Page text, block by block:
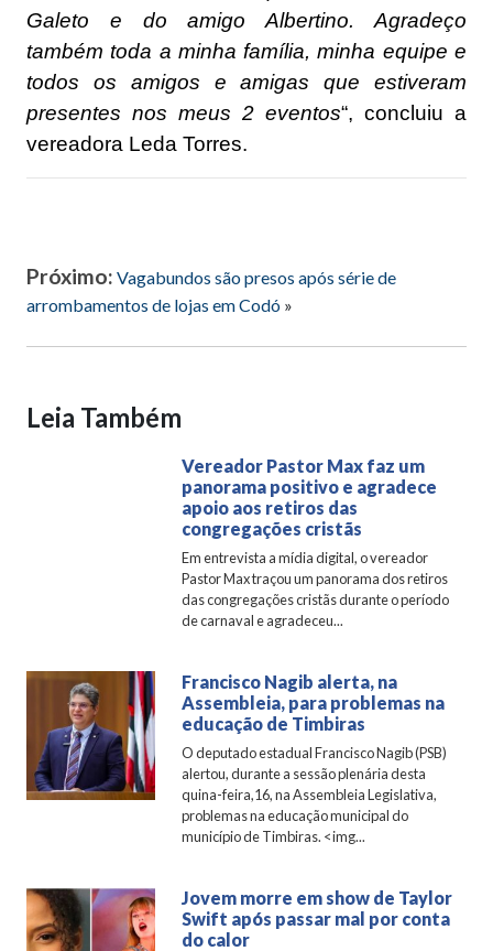
Galeto e do amigo Albertino. Agradeço
também toda a minha família, minha equipe e
todos os amigos e amigas que estiveram
presentes nos meus 2 eventos“, concluiu a
vereadora Leda Torres.
Próximo: Vagabundos são presos após série de
arrombamentos de lojas em Codó »
Leia Também
Vereador Pastor Max faz um
panorama positivo e agradece
apoio aos retiros das
congregações cristãs
Em entrevista a mídia digital, o vereador
Pastor Max traçou um panorama dos retiros
das congregações cristãs durante o período
de carnaval e agradeceu...
Francisco Nagib alerta, na
Assembleia, para problemas na
educação de Timbiras
O deputado estadual Francisco Nagib (PSB)
alertou, durante a sessão plenária desta
quina-feira,16, na Assembleia Legislativa,
problemas na educação municipal do
município de Timbiras. <img...
Jovem morre em show de Taylor
Swift após passar mal por conta
do calor